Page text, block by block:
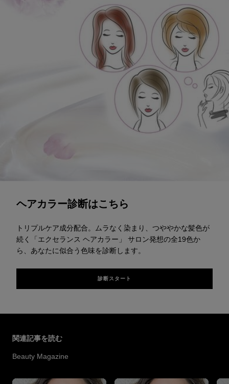
ヘアカラー診断はこちら
トリプルケア成分配合。ムラなく染まり、つややかな髪色が
続く「エクセランス ヘアカラー」 サロン発想の全19色か
ら、あなたに似合う色味を診断します。
診断スタート
関連記事を読む
Beauty Magazine